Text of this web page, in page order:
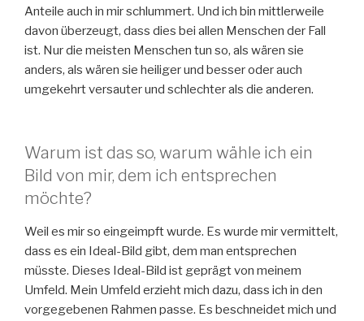
Anteile auch in mir schlummert. Und ich bin mittlerweile
davon überzeugt, dass dies bei allen Menschen der Fall
ist. Nur die meisten Menschen tun so, als wären sie
anders, als wären sie heiliger und besser oder auch
umgekehrt versauter und schlechter als die anderen.
Warum ist das so, warum wähle ich ein
Bild von mir, dem ich entsprechen
möchte?
Weil es mir so eingeimpft wurde. Es wurde mir vermittelt,
dass es ein Ideal-Bild gibt, dem man entsprechen
müsste. Dieses Ideal-Bild ist geprägt von meinem
Umfeld. Mein Umfeld erzieht mich dazu, dass ich in den
vorgegebenen Rahmen passe. Es beschneidet mich und